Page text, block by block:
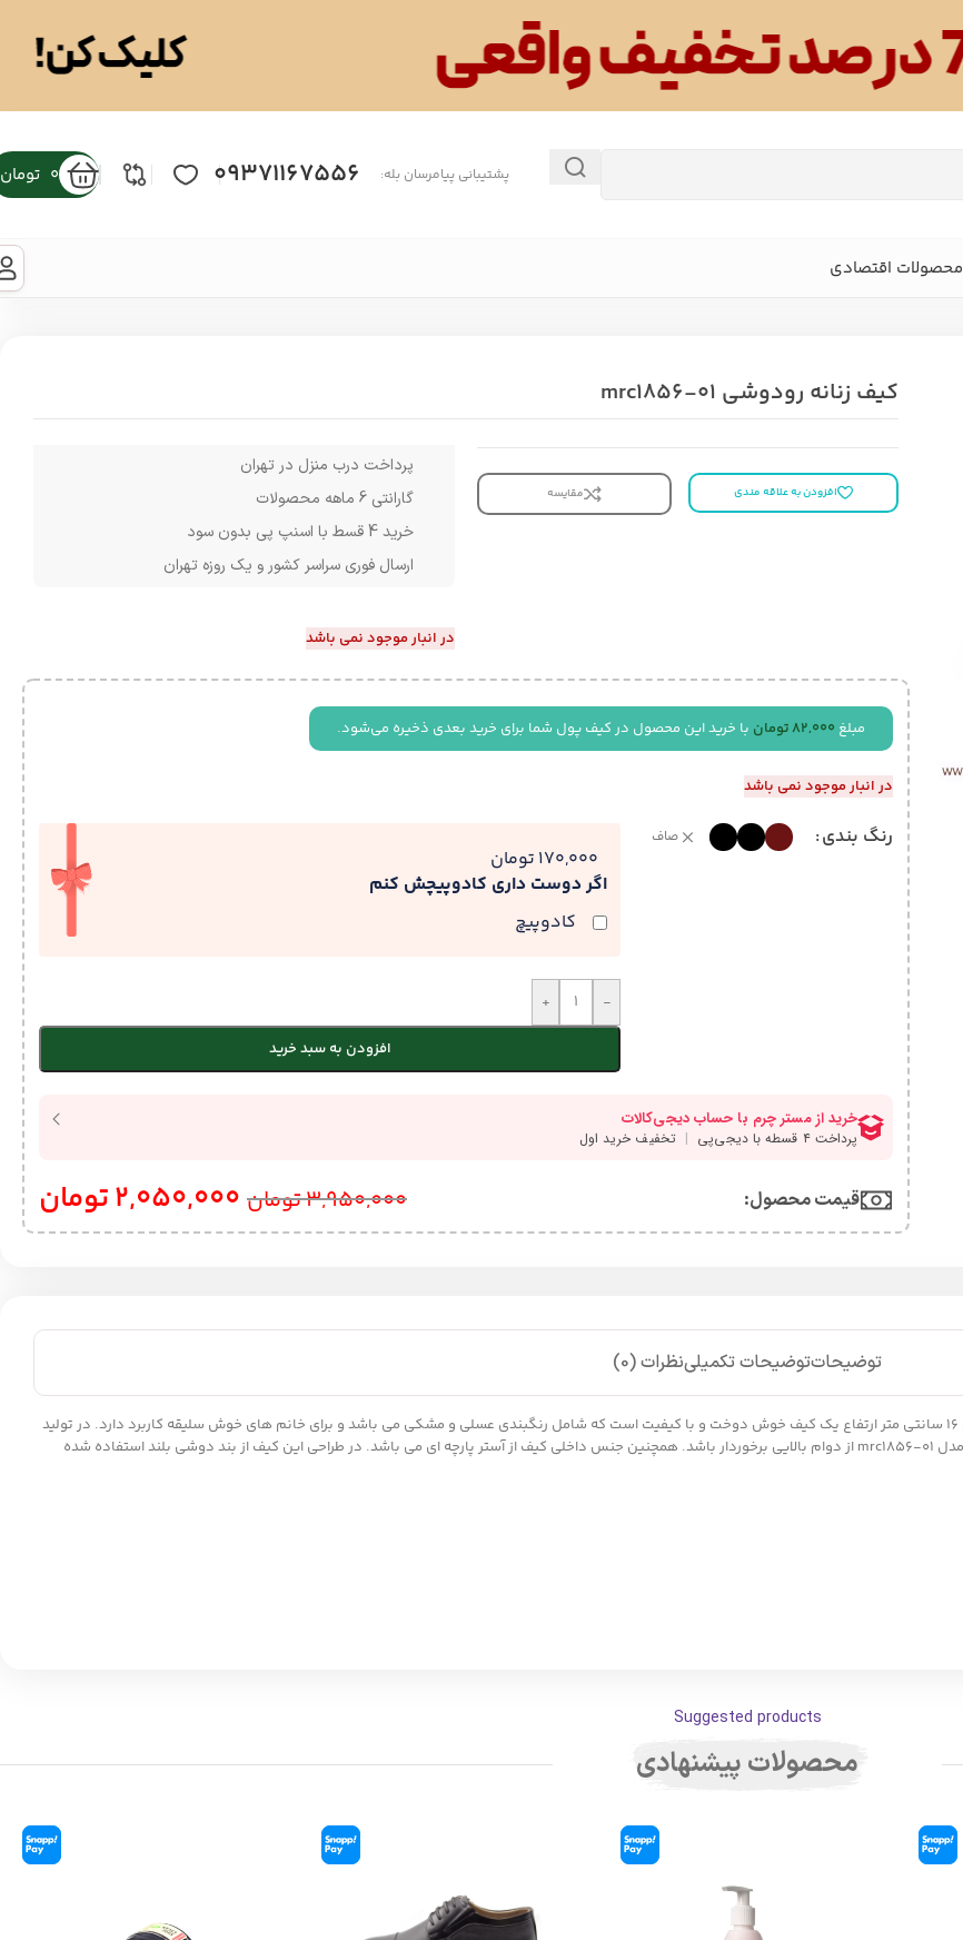
پشتیبانی پیامرسان بله: 09371167556
0 تومان
محصولات اقتصادی
کیف زنانه رودوشی mrc1856-01
افزودن به علاقه مندی مقایسه
پرداخت درب منزل در تهران
گارانتی 6 ماهه محصولات
خرید 4 قسط با اسنپ پی بدون سود
ارسال فوری سراسر کشور و یک روزه تهران
در انبار موجود نمی باشد
مبلغ 82,000تومان با خرید این محصول در کیف پول شما برای خرید بعدی ذخیره می‌شود.
در انبار موجود نمی باشد
رنگ بندی صاف
اگر دوست داری کادوپیچش کنم
کادوپیچ
170,000 تومان
-
+
افزودن به سبد خرید
قیمت محصول:​ 3,950,000تومان 2,050,000تومان
توضیحاتتوضیحات تکمیلینظرات (0)
کیف چرم زنانه مدل mrc1856-01 با ابعاد 25 سانتی متر طول 7.5 سانتی متر عرض و 16 سانتی متر ارتفاع یک کیف خوش دوخت و با کیفیت است که شامل رنگبندی عسلی و مشکی می باشد و برای خانم های خوش سلیقه کاربرد دارد. در تولید
مدل mrc1856-01 از دوام بالایی برخوردار باشد. همچنین جنس داخلی کیف از آستر پارچه ای می باشد. در طراحی این کیف از بند دوشی بلند استفاده شده
Suggested products
محصولات پیشنهادی